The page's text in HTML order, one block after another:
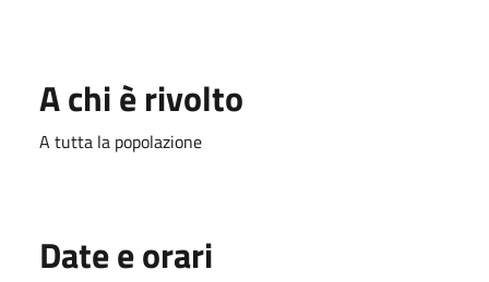
A chi è rivolto
A tutta la popolazione
Date e orari